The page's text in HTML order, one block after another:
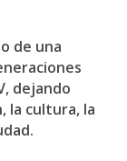
de una
dejando
la cultura, la